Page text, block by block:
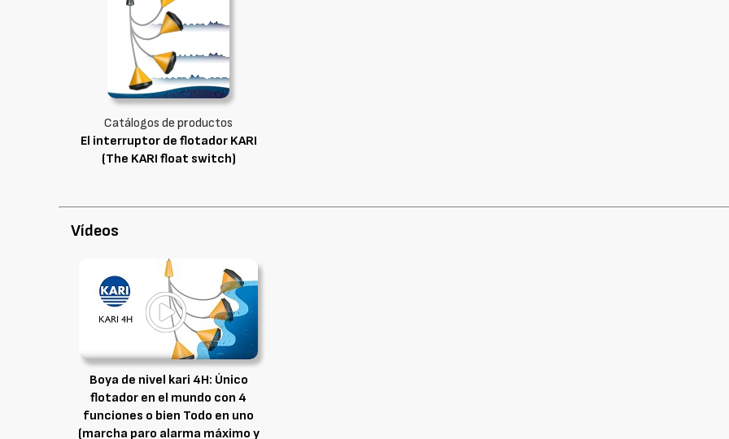
Catálogos de productos
El interruptor de flotador KARI
(The KARI float switch)
Vídeos
Boya de nivel kari 4H: Único
flotador en el mundo con 4
funciones o bien Todo en uno
(marcha paro alarma máximo y